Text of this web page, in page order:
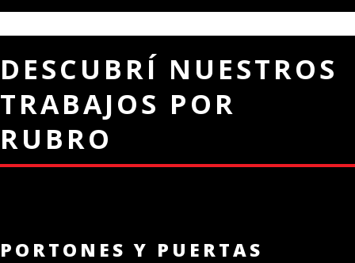
DESCUBRÍ NUESTROS
TRABAJOS POR
RUBRO
PORTONES Y PUERTAS